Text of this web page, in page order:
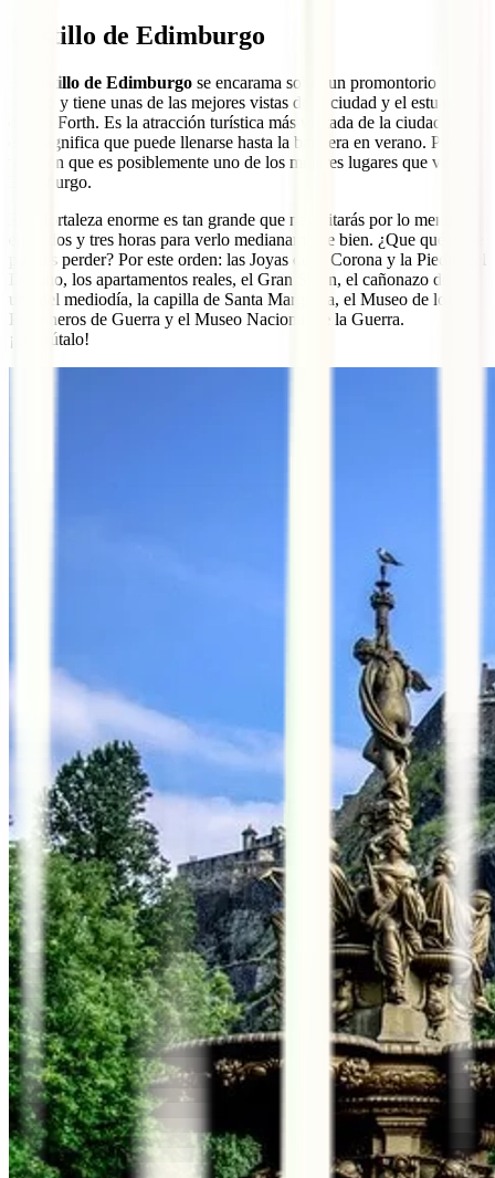
Castillo de Edimburgo
castillo de Edimburgo se encarama sobre un promontorio
rocoso y tiene unas de las mejores vistas de la ciudad y el estuario
del río Forth. Es la atracción turística más visitada de la ciudad y
esto significa que puede llenarse hasta la bandera en verano. Pero
también que es posiblemente uno de los mejores lugares que ver en
Edimburgo.
Esta fortaleza enorme es tan grande que necesitarás por lo menos
entre dos y tres horas para verlo medianamente bien. ¿Que qué no te
puedes perder? Por este orden: las Joyas de la Corona y la Piedra del
Destino, los apartamentos reales, el Gran Salón, el cañonazo de la
una del mediodía, la capilla de Santa Margarita, el Museo de los
Prisioneros de Guerra y el Museo Nacional de la Guerra.
¡Disfrútalo!